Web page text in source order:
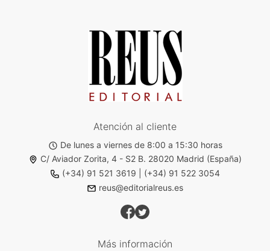
Atención al cliente
De lunes a viernes de 8:00 a 15:30 horas
C/ Aviador Zorita, 4 - S2 B. 28020 Madrid (España)
(+34) 91 521 3619
(+34) 91 522 3054
reus@editorialreus.es
Más información